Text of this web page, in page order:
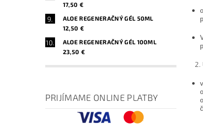
17,50 €
ALOE REGENERAČNÝ GÉL 50ML
12,50 €
ALOE REGENERAČNÝ GÉL 100ML
23,50 €
PRIJÍMAME ONLINE PLATBY